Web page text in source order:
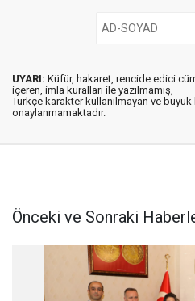
UYARI: Küfür, hakaret, rencide edici
içeren, imla kuralları ile yazılmamış,
Türkçe karakter kullanılmayan ve büyük
onaylanmamaktadır.
Önceki ve Sonraki